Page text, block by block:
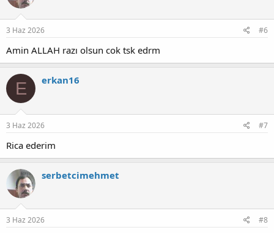
3 Haz 2026 #6
Amin ALLAH razı olsun cok tsk edrm
E erkan16
3 Haz 2026 #7
Rica ederim
serbetcimehmet
3 Haz 2026 #8